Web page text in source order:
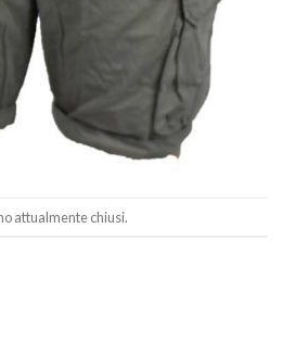
attualmente chiusi.